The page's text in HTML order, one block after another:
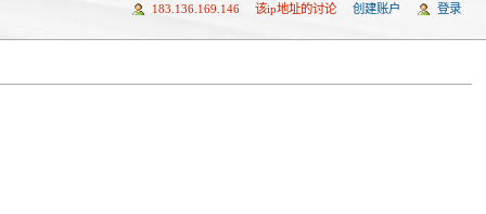
183.136.169.146 该ip地址的讨论 创建账户 登录